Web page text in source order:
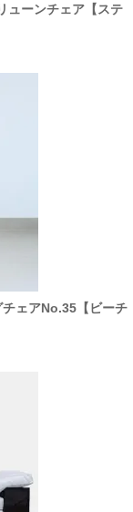
ューンチェア【ステ
ェアNo.35【ビーチ